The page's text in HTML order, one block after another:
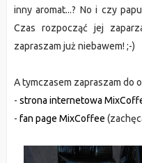
inny aromat...? No i czy
Czas rozpocząć jej
zapraszam już niebawem! ;-)
A tymczasem zapraszam do
- strona internetowa
- fan page MixCoffee